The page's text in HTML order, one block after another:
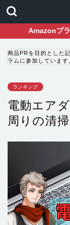
Amazonプ
商品PRを目的とした
ラムに参加しています
ランキング
電動エア
周りの清